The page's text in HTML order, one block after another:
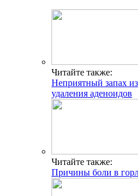
Читайте также:
Неприятный запах
удаления аденоидов
Читайте также:
Причины боли в